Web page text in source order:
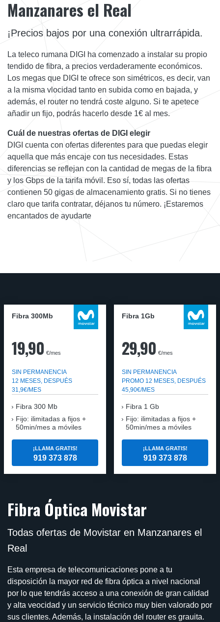
Manzanares el Real
¡Precios bajos por una conexión ultrarrápida.
La teleco rumana DIGI ha comenzado a instalar su propio
tendido de fibra, a precios verdaderamente económicos.
Los megas que DIGI te ofrece son simétricos, es decir, van
a la misma vlocidad tanto en subida como en bajada, y
además, el router no tendrá coste alguno. Si te apetece
añadir un fijo, podrás hacerlo desde 1€ al mes.
Cuál de nuestras ofertas de DIGI elegir
DIGI cuenta con ofertas diferentes para que puedas elegir
aquella que más encaje con tus necesidades. Estas
diferencias se reflejan con la cantidad de megas de la fibra
y los Gbps de la tarifa móvil. Eso sí, todas las ofertas
contienen 50 gigas de almacenamiento gratis. Si no tienes
claro que tarifa contratar, déjanos tu número. ¡Estaremos
encantados de ayudarte
Fibra 300Mb
19,90 €/mes
SIN PERMANENCIA
12 MESES, DESPUÉS
31,9€/MES
Fibra 300 Mb
Fijo: ilimitadas a fijos +
50min/mes a móviles
¡LLAMA GRATIS!
919 373 878
Fibra 1Gb
29,90 €/mes
SIN PERMANENCIA
PROMO 12 MESES, DESPUÉS
45,90€/MES
Fibra 1 Gb
Fijo: ilimitadas a fijos +
50min/mes a móviles
¡LLAMA GRATIS!
919 373 878
Fibra Óptica Movistar
Todas ofertas de Movistar en Manzanares el
Real
Esta empresa de telecomunicaciones pone a tu
disposición la mayor red de fibra óptica a nivel nacional
por lo que tendrás acceso a una conexión de gran calidad
y alta veocidad y un servicio técnico muy bien valorado por
sus clientes. Además, la instalación del router es grauita.